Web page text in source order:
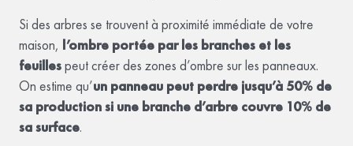
Si des arbres se trouvent à proximité immédiate de votre
maison, l’ombre portée par les branches et les
feuillespeut créer des zones d’ombre sur les panneaux.
On estime qu’un panneau peut perdre jusqu’à 50% de
sa production si une branche d’arbre couvre 10% de
sa surface.